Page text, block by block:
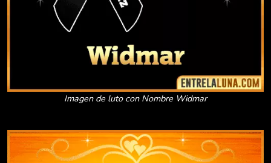
Imagen de luto con Nombre Widmar